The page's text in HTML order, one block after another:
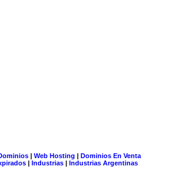
| Web Hosting | Dominios En Venta
| Industrias | Industrias Argentinas